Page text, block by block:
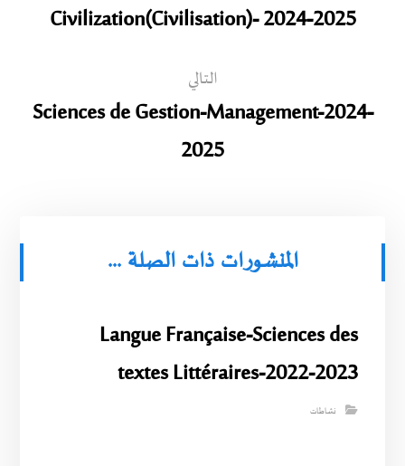
Civilization(Civilisation)- 2024-2025
التالي
Sciences de Gestion-Management-2024-
2025
المنشورات ذات الصلة ...
Langue Française-Sciences des
textes Littéraires-2022-2023
نشاطات